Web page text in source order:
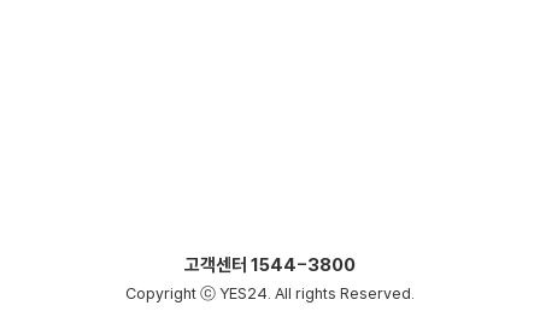
고객센터 1544-3800
Copyright ⓒ YES24. All rights Reserved.